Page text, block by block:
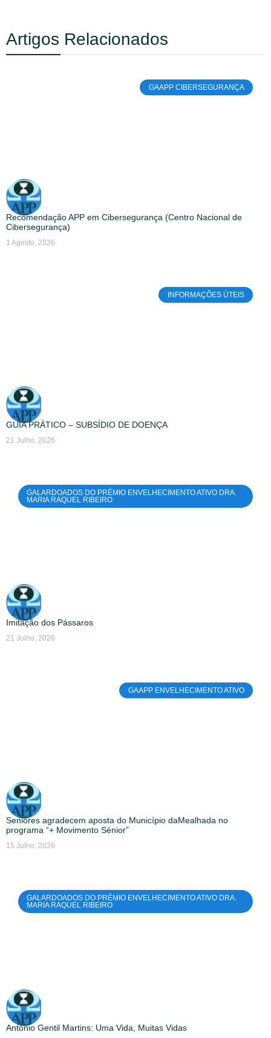
Artigos Relacionados
GAAPP CIBERSEGURANÇA
Recomendação APP em Cibersegurança (Centro Nacional de
Cibersegurança)
1 Agosto, 2026
INFORMAÇÕES ÚTEIS
GUIA PRÁTICO – SUBSÍDIO DE DOENÇA
21 Julho, 2026
GALARDOADOS DO PRÉMIO ENVELHECIMENTO ATIVO DRA.
MARIA RAQUEL RIBEIRO
Imitação dos Pássaros
21 Julho, 2026
GAAPP ENVELHECIMENTO ATIVO
Seniores agradecem aposta do Município daMealhada no
programa “+ Movimento Sénior”
15 Julho, 2026
GALARDOADOS DO PRÉMIO ENVELHECIMENTO ATIVO DRA.
MARIA RAQUEL RIBEIRO
António Gentil Martins: Uma Vida, Muitas Vidas